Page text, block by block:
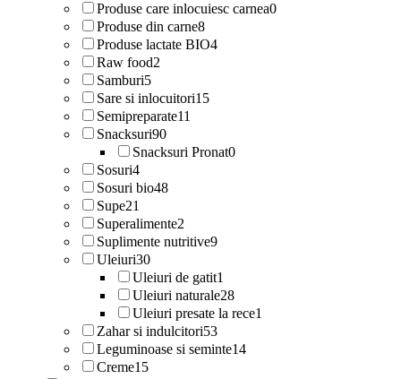
Produse care inlocuiesc carnea0
Produse din carne8
Produse lactate BIO4
Raw food2
Samburi5
Sare si inlocuitori15
Semipreparate11
Snacksuri90
Snacksuri Pronat0
Sosuri4
Sosuri bio48
Supe21
Superalimente2
Suplimente nutritive9
Uleiuri30
Uleiuri de gatit1
Uleiuri naturale28
Uleiuri presate la rece1
Zahar si indulcitori53
Leguminoase si seminte14
Creme15